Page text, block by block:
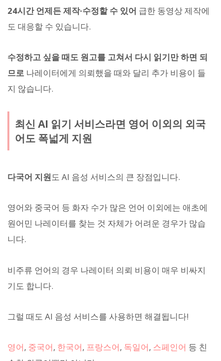
24시간 언제든 제작·수정할 수 있어 급한 동영상 제작에
도 대응할 수 있습니다.
수정하고 싶을 때도 원고를 고쳐서 다시 읽기만 하면 되
므로 나레이터에게 의뢰했을 때와 달리 추가 비용이 들
지 않습니다.
최신 AI 읽기 서비스라면 영어 이외의 외국
어도 폭넓게 지원
다국어 지원도 AI 음성 서비스의 큰 장점입니다.
영어와 중국어 등 화자 수가 많은 언어 이외에는 애초에
원어민 나레이터를 찾는 것 자체가 어려운 경우가 많습
니다.
비주류 언어의 경우 나레이터 의뢰 비용이 매우 비싸지
기도 합니다.
그럴 때도 AI 음성 서비스를 사용하면 해결됩니다!
영어, 중국어, 한국어, 프랑스어, 독일어, 스페인어 등 친